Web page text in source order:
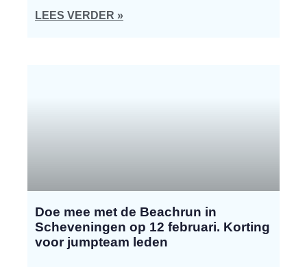
LEES VERDER »
Doe mee met de Beachrun in
Scheveningen op 12 februari. Korting
voor jumpteam leden